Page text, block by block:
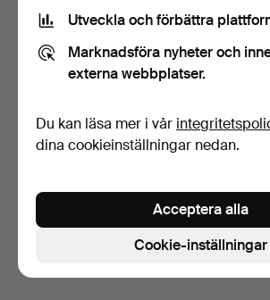
21 jul, 03:18
21 jul, 01:20
Kedjans längd ca 42,5 cm.
Hänget i rosett och blomliknande
och pärla, hängets längd ca 7 cm.
Utveckla och förbättra
Marknadsföra nyheter och
externa webbplatser.
Du kan läsa mer i vår
dina cookieinställningar nedan.
Cookie-inställningar
Acceptera alla